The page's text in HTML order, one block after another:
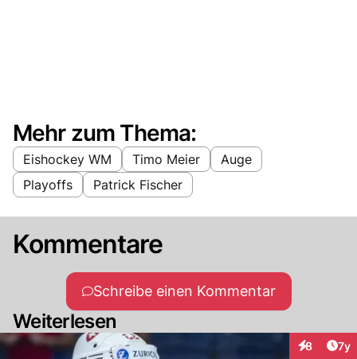
Mehr zum Thema:
Eishockey WM Timo Meier
Auge
Playoffs
Patrick Fischer
Kommentare
Schreibe einen Kommentar
Weiterlesen
8 7y